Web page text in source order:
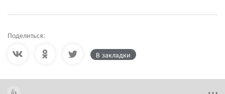
Поделиться:
В закладки